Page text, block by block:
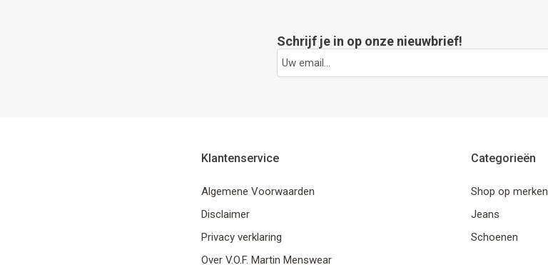
Schrijf je in op onze nieuwbrief!
Klantenservice
Algemene Voorwaarden
Disclaimer
Privacy verklaring
Over V.O.F. Martin Menswear
Categorieën
Shop op merken
Jeans
Schoenen